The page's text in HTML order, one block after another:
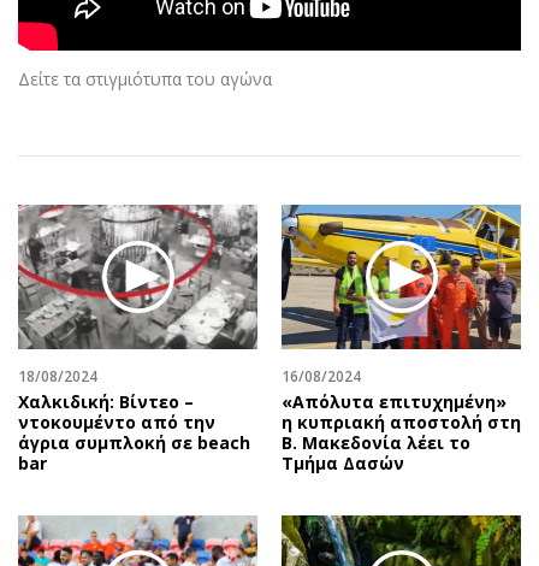
Αθλητισμός
Κύπρος
Ελλάδα
Κληρώσεις Allwyn
Οικονομία
Real Estate
Επιχειρήσεις
Αγορές
Money Review
AstroBank Properties
Trends
Ενέργεια
Ναυτιλία
Περιβάλλον
Geek
Νέα
Αυτοκίνηση
Πολιτική
Οικονομία
Γενικά
Αναδρομές
Πρόσωπα
Περιβάλλον
Good Life
Γυναίκα
Showbiz
Ταξίδια
Δείτε τα στιγμιότυπα του αγώνα
18/08/2024
Χαλκιδική: Βίντεο –
ντοκουμέντο από την
άγρια συμπλοκή σε beach
bar
16/08/2024
«Απόλυτα επιτυχημένη»
η κυπριακή αποστολή στη
Β. Μακεδονία λέει το
Τμήμα Δασών